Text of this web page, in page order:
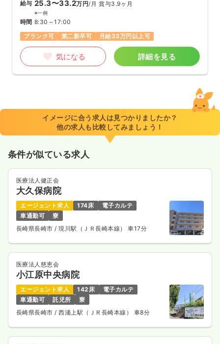
給与 25.3〜33.2万円/月 賞与3.9ヶ月
※一例
時間 8:30～17:00
ブランク可
第二新卒可 月給33万円以上可
気になる 詳細を見る
イメージに合う求人は見つかりましたか？
他の求人も比較してみましょう！
条件が似ている求人
医療法人健正会
大久保病院
エージェント求人 174床
電子カルテ
車通勤可
寮
長崎県長崎市 / 現川駅（ＪＲ長崎本線） 車17分
医療法人慈恵会
小江原中央病院
エージェント求人 142床
電子カルテ
車通勤可
託児所
寮
長崎県長崎市 / 西浦上駅（ＪＲ長崎本線） 車8分